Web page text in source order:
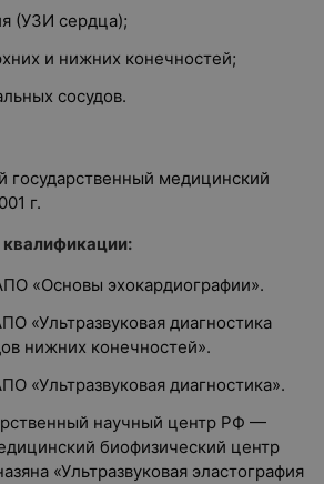
(УЗИ сердца);
и нижних конечностей;
сосудов.
государственный медицинский
г.
«Основы эхокардиографии».
«Ультразвуковая диагностика
нижних конечностей».
«Ультразвуковая диагностика».
научный центр РФ —
биофизический центр
«Ультразвуковая эластография